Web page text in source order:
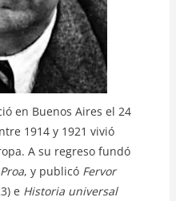
en Buenos Aires el 24
1914 y 1921 vivió
A su regreso fundó
Proa, y publicó Fervor
e Historia universal